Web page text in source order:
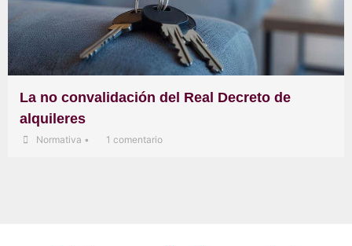
La no convalidación del Real Decreto de
alquileres
Normativa • 1 comentario